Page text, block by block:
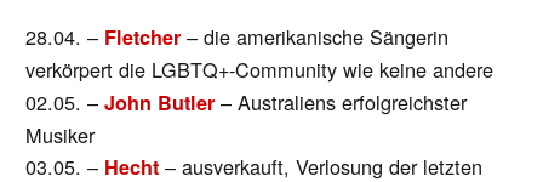
28.04. – Fletcher – die amerikanische Sängerin
verkörpert die LGBTQ+-Community wie keine andere
02.05. –John Butler – Australiens erfolgreichster
Musiker
03.05. – Hecht – ausverkauft, Verlosung der letzten